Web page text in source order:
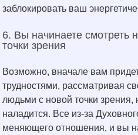
заблокировать ваш
6. Вы начинаете смотреть
точки зрения
Возможно, вначале вам
трудностями, рассматривая
людьми с новой точки зрения,
наладится. Все из-за
меняющего отношения, и вы